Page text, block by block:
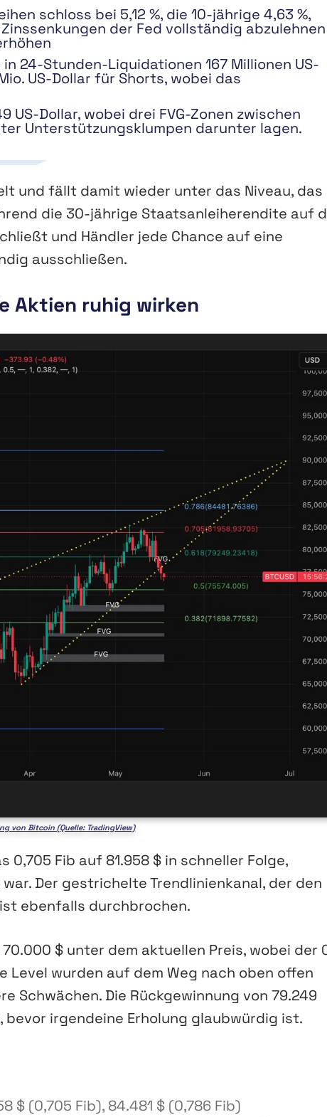
schloss bei 5,12 %, die 10-jährige 4,63 %,
der Fed vollständig abzulehnen
24-Stunden-Liquidationen 167 Millionen US-
US-Dollar für Shorts, wobei das
US-Dollar, wobei drei FVG-Zonen zwischen
Unterstützungsklumpen darunter lagen.
und fällt damit wieder unter das Niveau, das
die 30-jährige Staatsanleiherendite auf
und Händler jede Chance auf eine
ausschließen.
Aktien ruhig wirken
von Bitcoin (Quelle: TradingView)
0,705 Fib auf 81.958 $ in schneller Folge,
Der gestrichelte Trendlinienkanal, der den
ebenfalls durchbrochen.
$ unter dem aktuellen Preis, wobei der
Level wurden auf dem Weg nach oben offen
Schwächen. Die Rückgewinnung von 79.249
irgendeine Erholung glaubwürdig ist.
$ (0,705 Fib), 84.481 $ (0,786 Fib)